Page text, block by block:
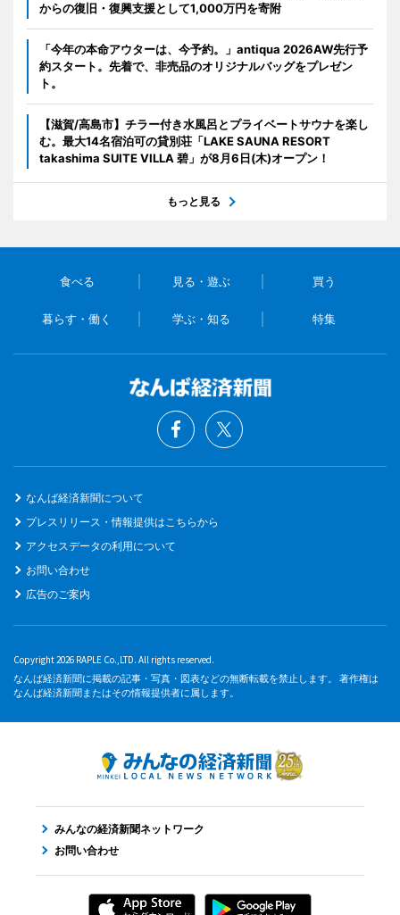
からの復旧・復興支援として1,000万円を寄附
「今年の本命アウターは、今予約。」antiqua 2026AW先行予
約スタート。先着で、非売品のオリジナルバッグをプレゼン
ト。
【滋賀/高島市】チラー付き水風呂とプライベートサウナを楽し
む。最大14名宿泊可の貸別荘「LAKE SAUNA RESORT
takashima SUITE VILLA 碧」が8月6日(木)オープン！
もっと見る
食べる 見る・遊ぶ 買う
暮らす・働く 学ぶ・知る 特集
なんば経済新聞について
プレスリリース・情報提供はこちらから
アクセスデータの利用について
お問い合わせ
広告のご案内
Copyright 2026 RAPLE Co.,LTD. All rights reserved.
なんば経済新聞に掲載の記事・写真・図表などの無断転載を禁止します。 著作権は
なんば経済新聞またはその情報提供者に属します。
みんなの経済新聞ネットワーク
お問い合わせ